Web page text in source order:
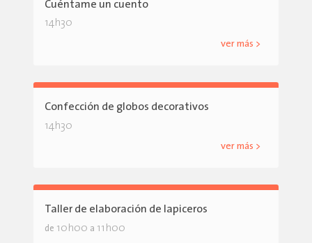
Cuéntame un cuento
14h30
ver más >
Confección de globos decorativos
14h30
ver más >
Taller de elaboración de lapiceros
de 10h00 a 11h00